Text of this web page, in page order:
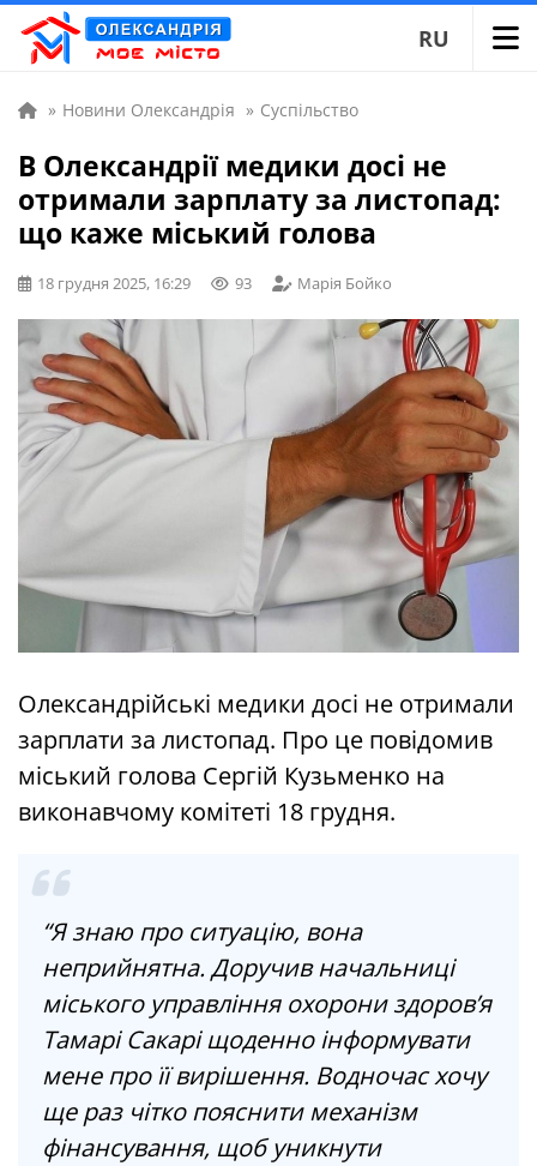
RU
» Новини Олександрія » Суспільство
В Олександрії медики досі не
отримали зарплату за листопад:
що каже міський голова
18 грудня 2025, 16:29 93 Марія Бойко
Олександрійські медики досі не отримали
зарплати за листопад. Про це повідомив
міський голова Сергій Кузьменко на
виконавчому комітеті 18 грудня.
“Я знаю про ситуацію, вона
неприйнятна. Доручив начальниці
міського управління охорони здоров’я
Тамарі Сакарі щоденно інформувати
мене про її вирішення. Водночас хочу
ще раз чітко пояснити механізм
фінансування, щоб уникнути